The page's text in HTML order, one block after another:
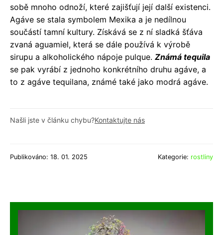
sobě mnoho odnoží, které zajišťují její další existenci.
Agáve se stala symbolem Mexika a je nedílnou
součástí tamní kultury. Získává se z ní sladká šťáva
zvaná aguamiel, která se dále používá k výrobě
sirupu a alkoholického nápoje pulque. Známá tequila
se pak vyrábí z jednoho konkrétního druhu agáve, a
to z agáve tequilana, známé také jako modrá agáve.
Našli jste v článku chybu?Kontaktujte nás
Publikováno: 18. 01. 2025 Kategorie: rostliny